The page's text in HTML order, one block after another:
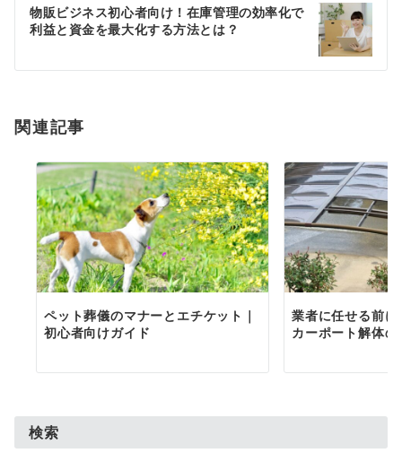
ゲ
ー
シ
ン
物販ビジネス初心者向け！在庫管理の効率化で
利益と資金を最大化する方法とは？
関連記事
ペット葬儀のマナーとエチケット｜
初心者向けガイド
業者に任せる前
カーポート解体
検索